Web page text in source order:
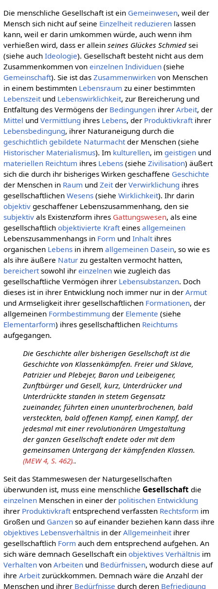
Die menschliche Gesellschaft ist ein Gemeinwesen, weil der
Mensch sich nicht auf seine Einzelheit reduzierenlassen
kann, weil er darin umkommen würde, auch wenn ihm
verhießen wird, dass er allein seines Glückes Schmiedsei
(siehe auch Ideologie). Gesellschaft besteht nicht aus dem
Zusammenkommen von einzelnen Individuen(siehe
Gemeinschaft). Sie ist das Zusammenwirkenvon Menschen
in einem bestimmten Lebensraum zu einer bestimmten
Lebenszeitund Lebenswirklichkeit, zur Bereicherung und
Entfaltung des Vermögens der Bedingungenihrer Arbeit, der
Mittel und Vermittlung ihres Lebens, der Produktivkraftihrer
Lebensbedingung, ihrer Naturaneigung durch die
geschichtlich gebildete Naturmachtder Menschen (siehe
Historischer Materialismus). Im kulturellen, im geistigenund
materiellen Reichtum ihres Lebens(siehe Zivilisation) äußert
sich die durch ihr bisheriges Wirken geschaffene Geschichte
der Menschen in Raum und Zeitder Verwirklichung ihres
gesellschaftlichen Wesens(siehe Wirklichkeit). Ihr darin
objektivgeschaffener Lebenszusammenhang, den sie
subjektivals Existenzform ihres Gattungswesen, als eine
gesellschaftlich objektivierte Krafteines allgemeinen
Lebenszusammenhangs in Form und Inhaltihres
organischen Lebensin ihrem allgemeinen Dasein, so wie es
als ihre äußere Naturzu gestalten vermocht hatten,
bereichertsowohl ihr einzelnenwie zugleich das
gesellschaftliche Vermögen ihrer Lebensubstanzen. Doch
dieses ist in ihrer Entwicklung noch immer nur in der Armut
und Armseligkeit ihrer gesellschaftlichen Formationen, der
allgemeinen Formbestimmung der Elemente (siehe
Elementarform) ihres gesellschaftlichen Reichtums
aufgegangen.
Die Geschichte aller bisherigen Gesellschaft ist die
Geschichte von Klassenkämpfen. Freier und Sklave,
Patrizier und Plebejer, Baron und Leibeigener,
Zunftbürger und Gesell, kurz, Unterdrücker und
Unterdrückte standen in stetem Gegensatz
zueinander, führten einen ununterbrochenen, bald
versteckten, bald offenen Kampf, einen Kampf, der
jedesmal mit einer revolutionären Umgestaltung
der ganzen Gesellschaft endete oder mit dem
gemeinsamen Untergang der kämpfenden Klassen.
(MEW 4, S. 462)..
Seit das Stammeswesen der Naturgesellschaften
überwunden ist, muss eine menschliche Gesellschaftdie
einzelnenMenschen in einer der politischen Entwicklung
ihrer Produktivkraftentsprechend verfassten Rechtsform im
Großen und Ganzenso auf einander beziehen kann dass ihre
objektives Lebensverhältnisin der Allgemeinheitihrer
gesellschaftlich Form auch dem entsprechend aufgehen. An
sich wäre demnach Gesellschaft ein objektives Verhältnisim
Verhaltenvon Arbeitenund Bedürfnissen, wodurch diese auf
ihre Arbeitzurückkommen. Demnach wäre die Anzahl der
Menschen und ihrer Bedürfnisse durch deren Befriedigung